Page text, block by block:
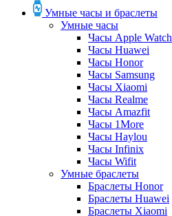
Умные часы и браслеты
Умные часы
Часы Apple Watch
Часы Huawei
Часы Honor
Часы Samsung
Часы Xiaomi
Часы Realme
Часы Amazfit
Часы 1More
Часы Haylou
Часы Infinix
Часы Wifit
Умные браслеты
Браслеты Honor
Браслеты Huawei
Браслеты Xiaomi